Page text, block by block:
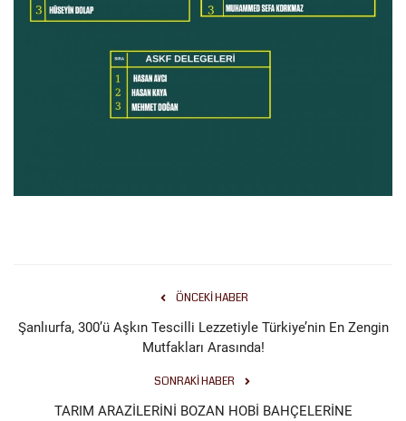
ÖNCEKI HABER
Şanlıurfa, 300’ü Aşkın Tescilli Lezzetiyle Türkiye’nin En Zengin
Mutfakları Arasında!
SONRAKI HABER
TARIM ARAZİLERİNİ BOZAN HOBİ BAHÇELERİNE